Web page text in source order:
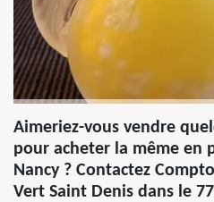
Aimeriez-vous vendre
pour acheter la même en
Nancy ? Contactez
Vert Saint Denis dans le